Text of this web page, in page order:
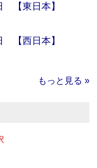
【東日本】
【西日本】
もっと見る »